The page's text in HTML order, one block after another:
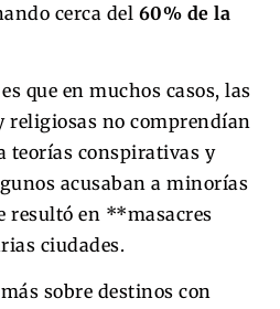
cerca del 60% de la
que en muchos casos, las
religiosas no comprendían
teorías conspirativas y
acusaban a minorías
resultó en ​​**masacres
ciudades.
sobre destinos con